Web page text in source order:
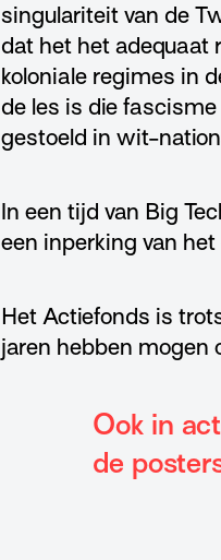
singulariteit van de
dat het het adequaat
koloniale regimes in
de les is die
gestoeld in wit-
In een tijd van Big
een inperking van
Het Actiefonds is
jaren hebben mogen
Ook in
de